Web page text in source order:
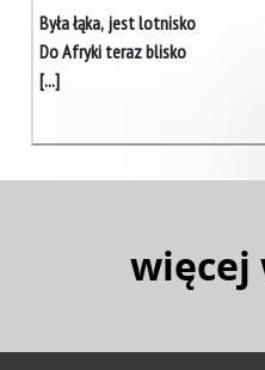
Była łąka, jest lotnisko
Do Afryki teraz blisko
[...]
więcej